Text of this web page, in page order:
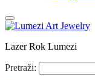
Lazer Rok Lumezi
Pretraži: